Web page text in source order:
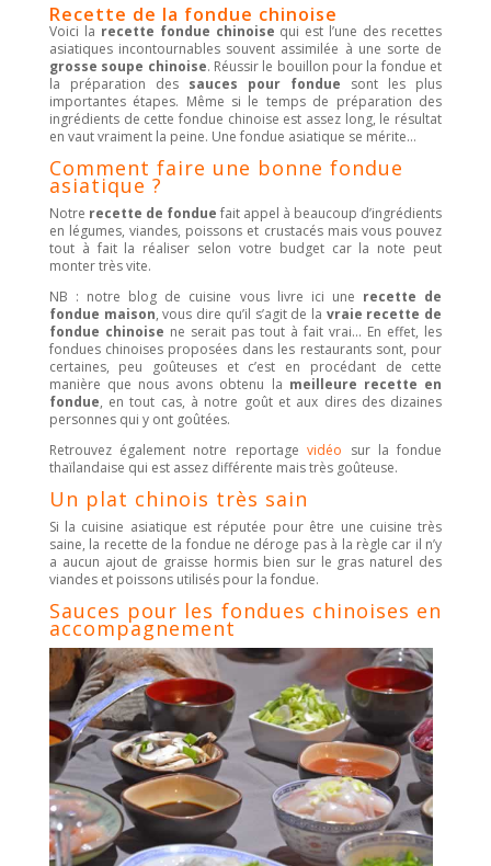
Recette de la fondue chinoise
Voici la recette fondue chinoise qui est l’une des recettes
asiatiques incontournables souvent assimilée à une sorte de
grosse soupe chinoise. Réussir le bouillon pour la fondue et
la préparation des sauces pour fondue sont les plus
importantes étapes. Même si le temps de préparation des
ingrédients de cette fondue chinoise est assez long, le résultat
en vaut vraiment la peine. Une fondue asiatique se mérite…
Comment faire une bonne fondue
asiatique ?
Notre recette de fondue fait appel à beaucoup d’ingrédients
en légumes, viandes, poissons et crustacés mais vous pouvez
tout à fait la réaliser selon votre budget car la note peut
monter très vite.
NB : notre blog de cuisine vous livre ici une recette de
fondue maison, vous dire qu’il s’agit de la vraie recette de
fondue chinoise ne serait pas tout à fait vrai… En effet, les
fondues chinoises proposées dans les restaurants sont, pour
certaines, peu goûteuses et c’est en procédant de cette
manière que nous avons obtenu la meilleure recette en
fondue, en tout cas, à notre goût et aux dires des dizaines
personnes qui y ont goûtées.
Retrouvez également notre reportagevidéo sur la fondue
thaïlandaise qui est assez différente mais très goûteuse.
Un plat chinois très sain
Si la cuisine asiatique est réputée pour être une cuisine très
saine, la recette de la fondue ne déroge pas à la règle car il n’y
a aucun ajout de graisse hormis bien sur le gras naturel des
viandes et poissons utilisés pour la fondue.
Sauces pour les fondues chinoises en
accompagnement